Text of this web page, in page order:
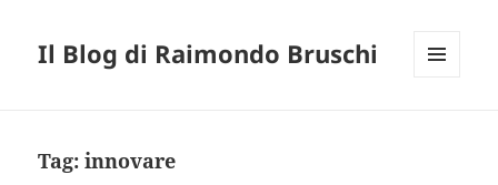
Il Blog di Raimondo Bruschi
Tag:innovare